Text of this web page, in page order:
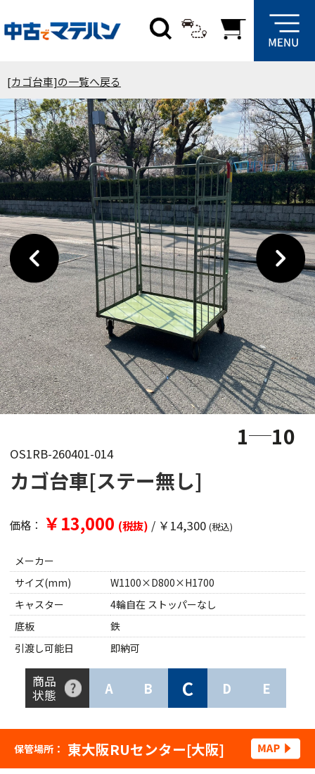
[カゴ台車]の一覧へ戻る
1 10
OS1RB-260401-014
カゴ台車[ステー無し]
価格： ￥13,000 (税抜) / ￥14,300 (税込)
メーカー
サイズ(mm)
W1100×D800×H1700
キャスター
4輪自在 ストッパーなし
底板
鉄
引渡し可能日
即納可
商品
状態
A B C D E
保管場所： 東大阪RUセンター[大阪]